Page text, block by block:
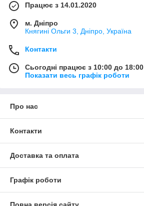
Працює з 14.01.2020
м. Дніпро
Княгині Ольги 3, Дніпро, Україна
Контакти
Сьогодні працює з 10:00 до 18:00
Показати весь графік роботи
Про нас
Контакти
Доставка та оплата
Графік роботи